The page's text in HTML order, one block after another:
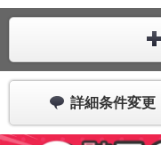
詳細条件変更